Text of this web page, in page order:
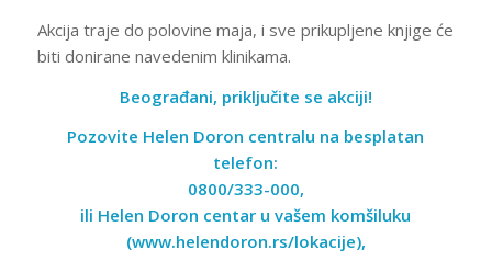
Akcija traje do polovine maja, i sve prikupljene knjige će
biti donirane navedenim klinikama.
Beograđani, priključite se akciji!
Pozovite Helen Doron centralu na besplatan
telefon:
0800/333-000,
ili Helen Doron centar u vašem komšiluku
(www.helendoron.rs/lokacije),